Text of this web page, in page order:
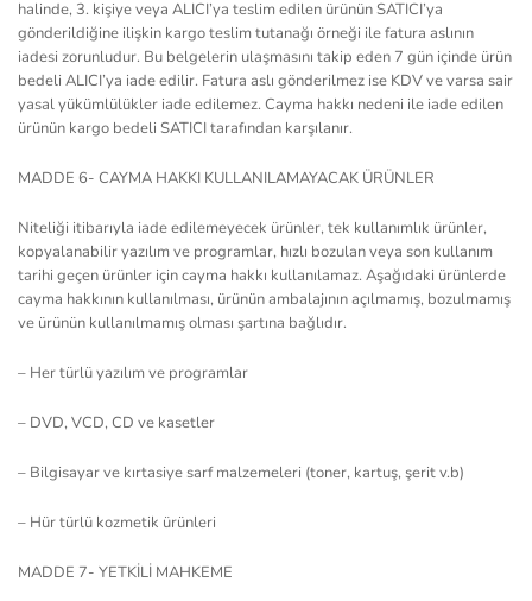
halinde, 3. kişiye veya ALICI’ya teslim edilen ürünün SATICI’ya
gönderildiğine ilişkin kargo teslim tutanağı örneği ile fatura aslının
iadesi zorunludur. Bu belgelerin ulaşmasını takip eden 7 gün içinde ürün
bedeli ALICI’ya iade edilir. Fatura aslı gönderilmez ise KDV ve varsa sair
yasal yükümlülükler iade edilemez. Cayma hakkı nedeni ile iade edilen
ürünün kargo bedeli SATICI tarafından karşılanır.
MADDE 6- CAYMA HAKKI KULLANILAMAYACAK ÜRÜNLER
Niteliği itibarıyla iade edilemeyecek ürünler, tek kullanımlık ürünler,
kopyalanabilir yazılım ve programlar, hızlı bozulan veya son kullanım
tarihi geçen ürünler için cayma hakkı kullanılamaz. Aşağıdaki ürünlerde
cayma hakkının kullanılması, ürünün ambalajının açılmamış, bozulmamış
ve ürünün kullanılmamış olması şartına bağlıdır.
– Her türlü yazılım ve programlar
– DVD, VCD, CD ve kasetler
– Bilgisayar ve kırtasiye sarf malzemeleri (toner, kartuş, şerit v.b)
– Hür türlü kozmetik ürünleri
MADDE 7- YETKİLİ MAHKEME